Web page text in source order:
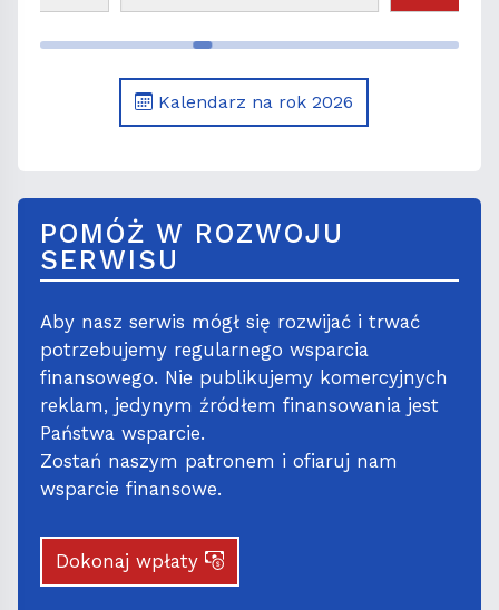
Kajetana,
Kalendarz na rok 2026
POMÓŻ W ROZWOJU
SERWISU
Aby nasz serwis mógł się rozwijać i trwać
potrzebujemy regularnego wsparcia
finansowego. Nie publikujemy komercyjnych
reklam, jedynym źródłem finansowania jest
Państwa wsparcie.
Zostań naszym patronem i ofiaruj nam
wsparcie finansowe.
Dokonaj wpłaty